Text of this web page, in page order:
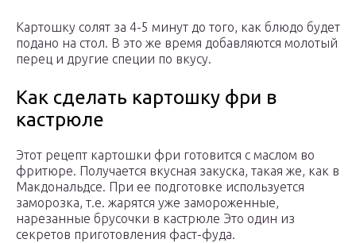
Картошку солят за 4-5 минут до того, как блюдо будет
подано на стол. В это же время добавляются молотый
перец и другие специи по вкусу.
Как сделать картошку фри в
кастрюле
Этот рецепт картошки фри готовится с маслом во
фритюре. Получается вкусная закуска, такая же, как в
Макдональдсе. При ее подготовке используется
заморозка, т.е. жарятся уже замороженные,
нарезанные брусочки в кастрюле Это один из
секретов приготовления фаст-фуда.